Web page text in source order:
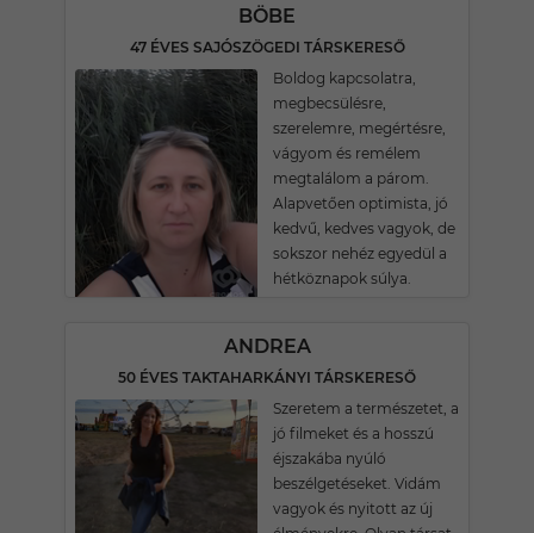
BÖBE
47 ÉVES SAJÓSZÖGEDI TÁRSKERESŐ
Boldog kapcsolatra,
megbecsülésre,
szerelemre, megértésre,
vágyom és remélem
megtalálom a párom.
Alapvetően optimista, jó
kedvű, kedves vagyok, de
sokszor nehéz egyedül a
hétköznapok súlya.
ANDREA
50 ÉVES TAKTAHARKÁNYI TÁRSKERESŐ
Szeretem a természetet, a
jó filmeket és a hosszú
éjszakába nyúló
beszélgetéseket. Vidám
vagyok és nyitott az új